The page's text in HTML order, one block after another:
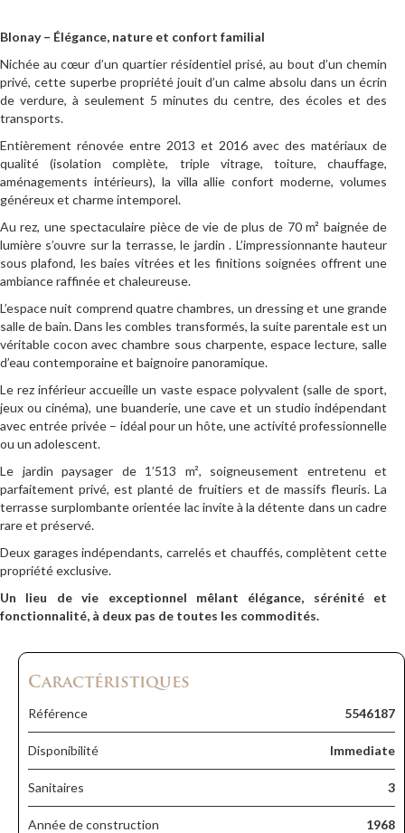
Blonay – Élégance, nature et confort familial
Nichée au cœur d’un quartier résidentiel prisé, au bout d’un chemin
privé, cette superbe propriété jouit d’un calme absolu dans un écrin
de verdure, à seulement 5 minutes du centre, des écoles et des
transports.
Entièrement rénovée entre 2013 et 2016 avec des matériaux de
qualité (isolation complète, triple vitrage, toiture, chauffage,
aménagements intérieurs), la villa allie confort moderne, volumes
généreux et charme intemporel.
Au rez, une spectaculaire pièce de vie de plus de 70 m² baignée de
lumière s’ouvre sur la terrasse, le jardin . L’impressionnante hauteur
sous plafond, les baies vitrées et les finitions soignées offrent une
ambiance raffinée et chaleureuse.
L’espace nuit comprend quatre chambres, un dressing et une grande
salle de bain. Dans les combles transformés, la suite parentale est un
véritable cocon avec chambre sous charpente, espace lecture, salle
d’eau contemporaine et baignoire panoramique.
Le rez inférieur accueille un vaste espace polyvalent (salle de sport,
jeux ou cinéma), une buanderie, une cave et un studio indépendant
avec entrée privée – idéal pour un hôte, une activité professionnelle
ou un adolescent.
Le jardin paysager de 1’513 m², soigneusement entretenu et
parfaitement privé, est planté de fruitiers et de massifs fleuris. La
terrasse surplombante orientée lac invite à la détente dans un cadre
rare et préservé.
Deux garages indépendants, carrelés et chauffés, complètent cette
propriété exclusive.
Un lieu de vie exceptionnel mêlant élégance, sérénité et
fonctionnalité, à deux pas de toutes les commodités.
Caractéristiques
Référence 5546187
Disponibilité Immediate
Sanitaires 3
Année de construction 1968